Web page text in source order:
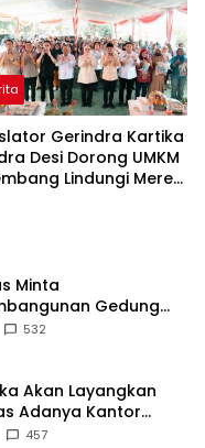
Gerindra Kartika
Desi Dorong UMKM
Lindungi Merek
Minta
Gedung
Cisoka
532
Akan Layangkan
Adanya Kantor
457